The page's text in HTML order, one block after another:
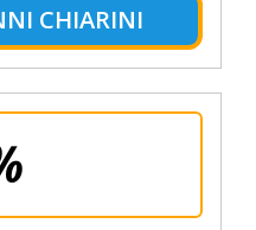
CHIARINI